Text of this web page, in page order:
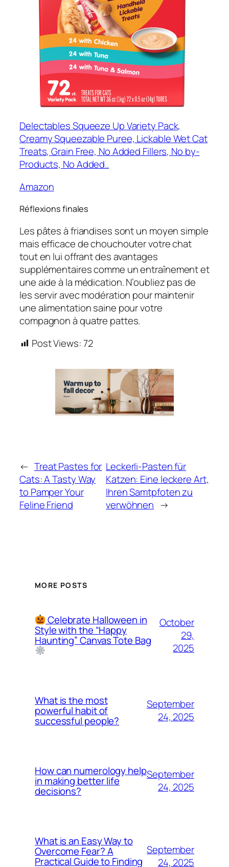
Delectables Squeeze Up Variety Pack,
Creamy Squeezable Puree, Lickable Wet Cat
Treats, Grain Free, No Added Fillers, No by-
Products, No Added..
Amazon
Réflexions finales
Les pâtes à friandises sont un moyen simple
mais efficace de chouchouter votre chat
tout en lui offrant des avantages
supplémentaires comme un entraînement et
une aide à la médication. N’oubliez pas de
les servir avec modération pour maintenir
une alimentation saine pour votre
compagnon à quatre pattes.
Post Views:72
← Treat Pastes for
Cats: A Tasty Way
to Pamper Your
Feline Friend
Leckerli-Pasten für
Katzen: Eine leckere Art,
Ihren Samtpfoten zu
verwöhnen →
MORE POSTS
Celebrate Halloween in
Style with the “Happy
Haunting” Canvas Tote Bag
October
29,
2025
What is the most
powerful habit of
successful people?
September
24, 2025
How can numerology help
in making better life
decisions?
September
24, 2025
What is an Easy Way to
Overcome Fear? A
Practical Guide to Finding
September
24, 2025